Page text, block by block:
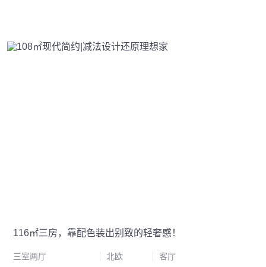
116㎡三房，靠配色装出别致的轻奢感！
三室两厅 北欧 客厅